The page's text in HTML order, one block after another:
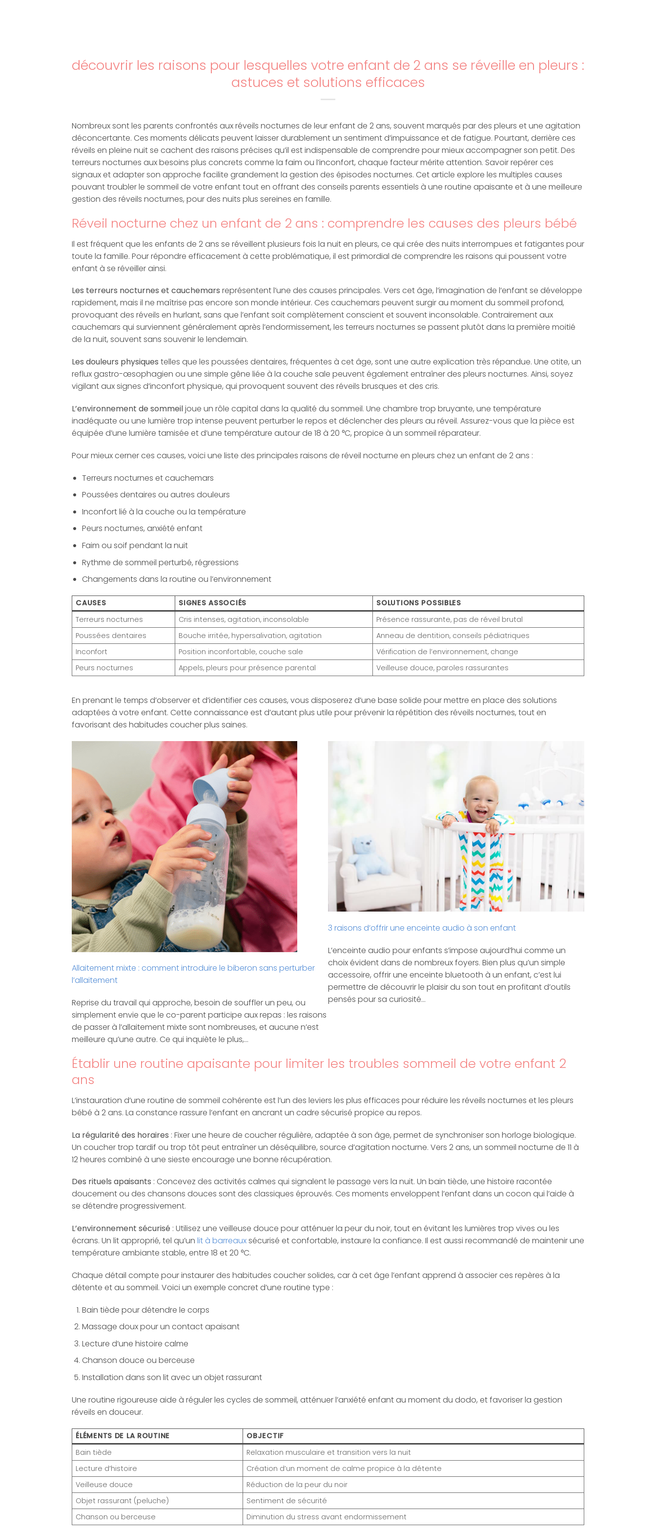
découvrir les raisons pour lesquelles votre enfant de 2 ans se réveille en pleurs :
astuces et solutions efficaces
Nombreux sont les parents confrontés aux réveils nocturnes de leur enfant de 2 ans, souvent marqués par des pleurs et une agitation
déconcertante. Ces moments délicats peuvent laisser durablement un sentiment d’impuissance et de fatigue. Pourtant, derrière ces
réveils en pleine nuit se cachent des raisons précises qu’il est indispensable de comprendre pour mieux accompagner son petit. Des
terreurs nocturnes aux besoins plus concrets comme la faim ou l’inconfort, chaque facteur mérite attention. Savoir repérer ces
signaux et adapter son approche facilite grandement la gestion des épisodes nocturnes. Cet article explore les multiples causes
pouvant troubler le sommeil de votre enfant tout en offrant des conseils parents essentiels à une routine apaisante et à une meilleure
gestion des réveils nocturnes, pour des nuits plus sereines en famille.
Réveil nocturne chez un enfant de 2 ans : comprendre les causes des pleurs bébé
Il est fréquent que les enfants de 2 ans se réveillent plusieurs fois la nuit en pleurs, ce qui crée des nuits interrompues et fatigantes pour
toute la famille. Pour répondre efficacement à cette problématique, il est primordial de comprendre les raisons qui poussent votre
enfant à se réveiller ainsi.
Les terreurs nocturnes et cauchemars représentent l’une des causes principales. Vers cet âge, l’imagination de l’enfant se développe
rapidement, mais il ne maîtrise pas encore son monde intérieur. Ces cauchemars peuvent surgir au moment du sommeil profond,
provoquant des réveils en hurlant, sans que l’enfant soit complètement conscient et souvent inconsolable. Contrairement aux
cauchemars qui surviennent généralement après l’endormissement, les terreurs nocturnes se passent plutôt dans la première moitié
de la nuit, souvent sans souvenir le lendemain.
Les douleurs physiques telles que les poussées dentaires, fréquentes à cet âge, sont une autre explication très répandue. Une otite, un
reflux gastro-œsophagien ou une simple gêne liée à la couche sale peuvent également entraîner des pleurs nocturnes. Ainsi, soyez
vigilant aux signes d’inconfort physique, qui provoquent souvent des réveils brusques et des cris.
L’environnement de sommeiljoue un rôle capital dans la qualité du sommeil. Une chambre trop bruyante, une température
inadéquate ou une lumière trop intense peuvent perturber le repos et déclencher des pleurs au réveil. Assurez-vous que la pièce est
équipée d’une lumière tamisée et d’une température autour de 18 à 20 °C, propice à un sommeil réparateur.
Pour mieux cerner ces causes, voici une liste des principales raisons de réveil nocturne en pleurs chez un enfant de 2 ans :
Terreurs nocturnes et cauchemars
Poussées dentaires ou autres douleurs
Inconfort lié à la couche ou la température
Peurs nocturnes, anxiété enfant
Faim ou soif pendant la nuit
Rythme de sommeil perturbé, régressions
Changements dans la routine ou l’environnement
CAUSES SIGNES ASSOCIÉS
SOLUTIONS POSSIBLES
Terreurs nocturnes
Cris intenses, agitation, inconsolable
Présence rassurante, pas de réveil brutal
Poussées dentaires
Bouche irritée, hypersalivation, agitation
Anneau de dentition, conseils pédiatriques
Inconfort
Position inconfortable, couche sale
Vérification de l’environnement, change
Peurs nocturnes
Appels, pleurs pour présence parental Veilleuse douce, paroles rassurantes
En prenant le temps d’observer et d’identifier ces causes, vous disposerez d’une base solide pour mettre en place des solutions
adaptées à votre enfant. Cette connaissance est d’autant plus utile pour prévenir la répétition des réveils nocturnes, tout en
favorisant des habitudes coucher plus saines.
Allaitement mixte : comment introduire le biberon sans perturber
l’allaitement
Reprise du travail qui approche, besoin de souffler un peu, ou
simplement envie que le co-parent participe aux repas : les raisons
de passer à l’allaitement mixte sont nombreuses, et aucune n’est
meilleure qu’une autre. Ce qui inquiète le plus,…
3 raisons d’offrir une enceinte audio à son enfant
L’enceinte audio pour enfants s’impose aujourd’hui comme un
choix évident dans de nombreux foyers. Bien plus qu’un simple
accessoire, offrir une enceinte bluetooth à un enfant, c’est lui
permettre de découvrir le plaisir du son tout en profitant d’outils
pensés pour sa curiosité…
Établir une routine apaisante pour limiter les troubles sommeil de votre enfant 2
ans
L’instauration d’une routine de sommeil cohérente est l’un des leviers les plus efficaces pour réduire les réveils nocturnes et les pleurs
bébé à 2 ans. La constance rassure l’enfant en ancrant un cadre sécurisé propice au repos.
La régularité des horaires : Fixer une heure de coucher régulière, adaptée à son âge, permet de synchroniser son horloge biologique.
Un coucher trop tardif ou trop tôt peut entraîner un déséquilibre, source d’agitation nocturne. Vers 2 ans, un sommeil nocturne de 11 à
12 heures combiné à une sieste encourage une bonne récupération.
Des rituels apaisants : Concevez des activités calmes qui signalent le passage vers la nuit. Un bain tiède, une histoire racontée
doucement ou des chansons douces sont des classiques éprouvés. Ces moments enveloppent l’enfant dans un cocon qui l’aide à
se détendre progressivement.
L’environnement sécurisé : Utilisez une veilleuse douce pour atténuer la peur du noir, tout en évitant les lumières trop vives ou les
écrans. Un lit approprié, tel qu’un lit à barreauxsécurisé et confortable, instaure la confiance. Il est aussi recommandé de maintenir une
température ambiante stable, entre 18 et 20 °C.
Chaque détail compte pour instaurer des habitudes coucher solides, car à cet âge l’enfant apprend à associer ces repères à la
détente et au sommeil. Voici un exemple concret d’une routine type :
Bain tiède pour détendre le corps
Massage doux pour un contact apaisant
Lecture d’une histoire calme
Chanson douce ou berceuse
Installation dans son lit avec un objet rassurant
Une routine rigoureuse aide à réguler les cycles de sommeil, atténuer l’anxiété enfant au moment du dodo, et favoriser la gestion
réveils en douceur.
ÉLÉMENTS DE LA ROUTINE
OBJECTIF
Bain tiède
Relaxation musculaire et transition vers la nuit
Lecture d’histoire
Création d’un moment de calme propice à la détente
Veilleuse douce
Réduction de la peur du noir
Objet rassurant (peluche)
Sentiment de sécurité
Chanson ou berceuse
Diminution du stress avant endormissement